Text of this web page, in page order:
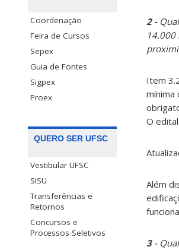
Coordenação
Feira de Cursos
Sepex
Guia de Fontes
Sigpex
Proex
QUERO SER UFSC
Vestibular UFSC
SISU
Transferências e
Retornos
Concursos e
Processos Seletivos
2 -
14.000
Item
mínima
O
Além
3-